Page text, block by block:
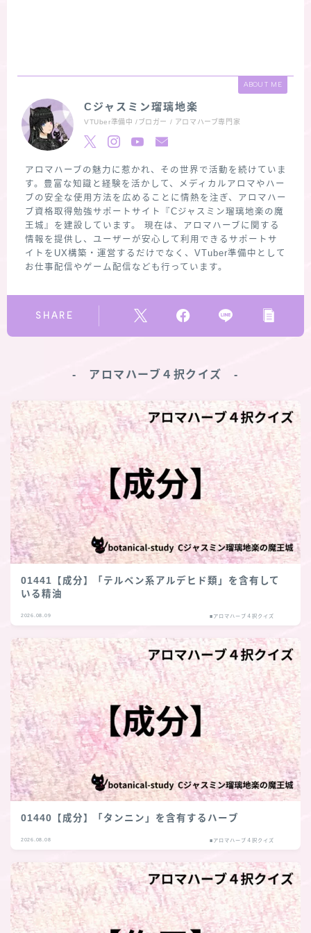
ABOUT ME
Cジャスミン瑠璃地楽
VTUber準備中 /ブロガー / アロマハーブ専門家
アロマハーブの魅力に惹かれ、その世界で活動を続けていま
す。豊富な知識と経験を活かして、メディカルアロマやハー
ブの安全な使用方法を広めることに情熱を注ぎ、アロマハー
ブ資格取得勉強サポートサイト『Cジャスミン瑠璃地楽の魔
王城』を建設しています。 現在は、アロマハーブに関する
情報を提供し、ユーザーが安心して利用できるサポートサ
イトをUX構築・運営するだけでなく、VTuber準備中として
お仕事配信やゲーム配信なども行っています。
SHARE
‐ アロマハーブ４択クイズ ‐
01441【成分】「テルペン系アルデヒド類」を含有して
いる精油
2026.08.09 ■アロマハーブ４択クイズ
01440【成分】「タンニン」を含有するハーブ
2026.08.08 ■アロマハーブ４択クイズ